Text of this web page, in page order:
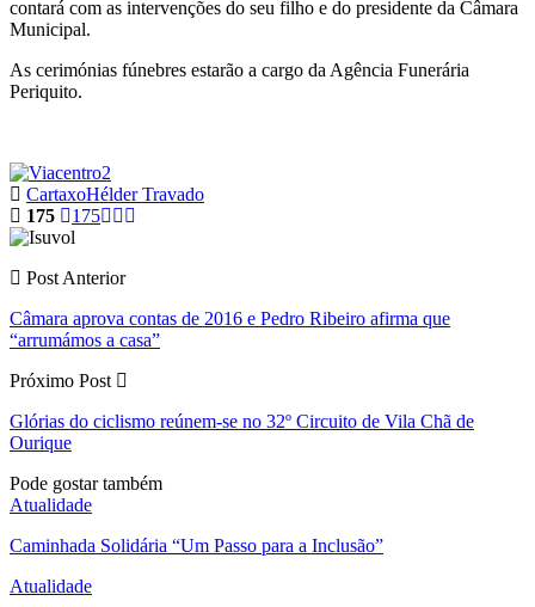
contará com as intervenções do seu filho e do presidente da Câmara
Municipal.
As cerimónias fúnebres estarão a cargo da Agência Funerária
Periquito.
CartaxoHélder Travado
175
175
Post Anterior
Câmara aprova contas de 2016 e Pedro Ribeiro afirma que
“arrumámos a casa”
Próximo Post
Glórias do ciclismo reúnem-se no 32º Circuito de Vila Chã de
Ourique
Pode gostar também
Atualidade
Caminhada Solidária “Um Passo para a Inclusão”
Atualidade